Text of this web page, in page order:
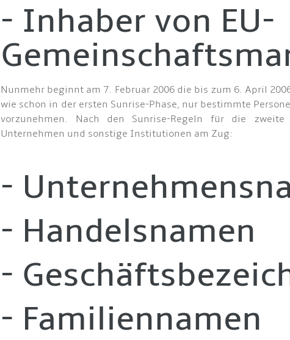
- Inhaber von EU-
Nunmehr beginnt am 7. Februar 2006 die bis zum 6. April
wie schon in der ersten Sunrise-Phase, nur bestimmte
vorzunehmen. Nach den Sunrise-Regeln für die
Unternehmen und sonstige Institutionen am Zug:
-
- Handelsnamen
-
- Familiennamen